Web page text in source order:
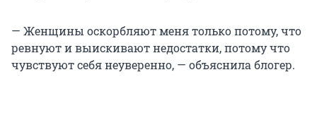
— Женщины оскорбляют меня только потому, что
ревнуют и выискивают недостатки, потому что
чувствуют себя неуверенно, — объяснила блогер.